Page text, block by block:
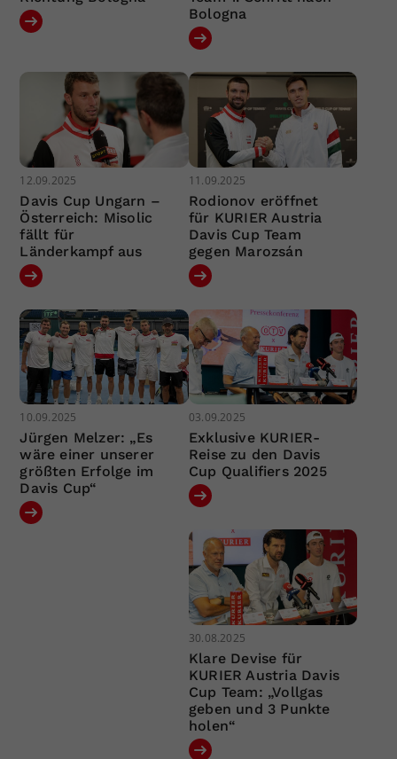
Bologna
12.09.2025
Davis Cup Ungarn –
Österreich: Misolic
fällt für
Länderkampf aus
11.09.2025
Rodionov eröffnet
für KURIER Austria
Davis Cup Team
gegen Marozsán
10.09.2025
Jürgen Melzer: „Es
wäre einer unserer
größten Erfolge im
Davis Cup“
03.09.2025
Exklusive KURIER-
Reise zu den Davis
Cup Qualifiers 2025
30.08.2025
Klare Devise für
KURIER Austria Davis
Cup Team: „Vollgas
geben und 3 Punkte
holen“